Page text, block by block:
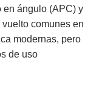
en ángulo (APC) y
comunes en
modernas, pero
de uso